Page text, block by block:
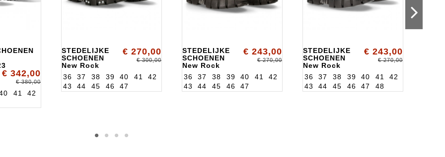
€ 342,00
€ 380,00
41 42
STEDELIJKE
SCHOENEN
New Rock
ALK106S70
€ 270,00
€ 300,00
36 37 38 39 40 41
42
43
44 45 46 47
STEDELIJKE
SCHOENEN
New Rock
ALK285S37
€ 243,00
€ 270,00
36 37 38 39 40 41
42
43
44 45 46 47
STEDELIJKE
SCHOENEN
New Rock
ALK106S29
€ 243,00
€ 270,00
36 37 38 39 40 41
42
43
44 45 46 47 48